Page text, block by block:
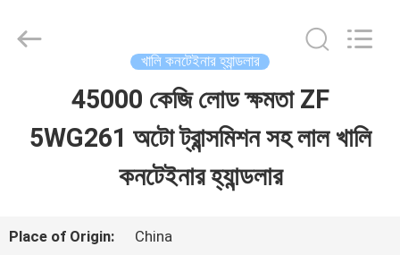
আমাদের
Development
খালি কনটেইনার হ্যান্ডলার
45000 কেজি লোড ক্ষমতা ZF
5WG261 অটো ট্রান্সমিশন সহ লাল খালি
কনটেইনার হ্যান্ডলার
Place of Origin: China